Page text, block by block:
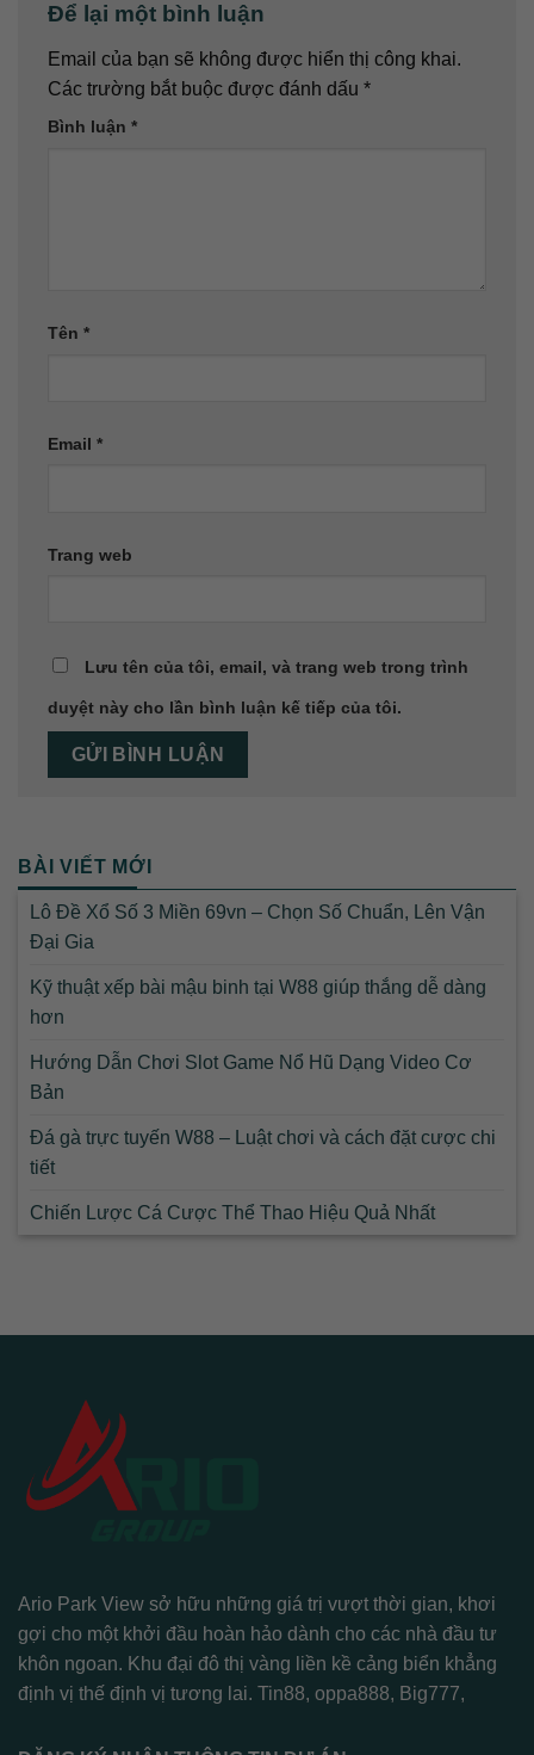
Để lại một bình luận
Email của bạn sẽ không được hiển thị công khai.
Các trường bắt buộc được đánh dấu *
Bình luận *
Tên *
Email *
Trang web
Lưu tên của tôi, email, và trang web trong trình
duyệt này cho lần bình luận kế tiếp của tôi.
BÀI VIẾT MỚI
Lô Đề Xổ Số 3 Miền 69vn – Chọn Số Chuẩn, Lên Vận
Đại Gia
Kỹ thuật xếp bài mậu binh tại W88 giúp thắng dễ dàng
hơn
Hướng Dẫn Chơi Slot Game Nổ Hũ Dạng Video Cơ
Bản
Đá gà trực tuyến W88 – Luật chơi và cách đặt cược chi
tiết
Chiến Lược Cá Cược Thể Thao Hiệu Quả Nhất
Ario Park View sở hữu những giá trị vượt thời gian, khơi
gợi cho một khởi đầu hoàn hảo dành cho các nhà đầu tư
khôn ngoan. Khu đại đô thị vàng liền kề cảng biển khẳng
định vị thế định vị tương lai. Tin88, oppa888, Big777,